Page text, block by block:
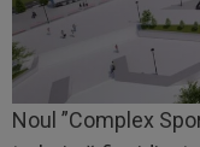
Noul ”Complex